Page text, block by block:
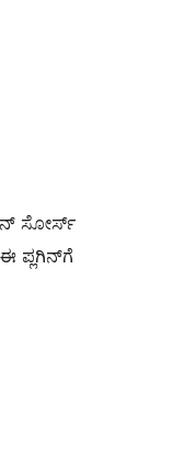
ಸೋರ್ಸ್
ಪ್ಲಗಿನ್‌ಗೆ